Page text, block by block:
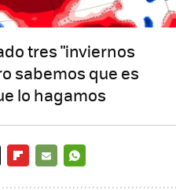
tres "inviernos
sabemos que es
lo hagamos